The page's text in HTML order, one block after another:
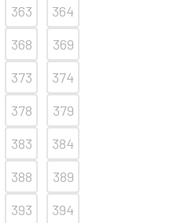
363
364
368
369
373
374
378
379
383
384
388
389
393 394